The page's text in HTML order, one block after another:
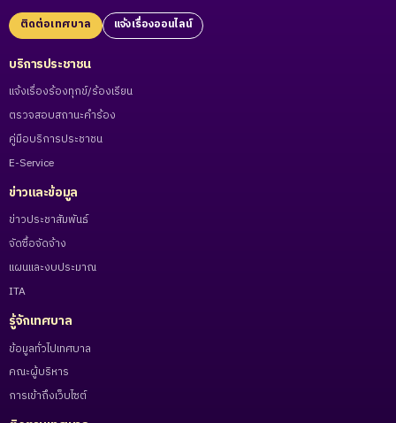
ติดต่อเทศบาล แจ้งเรื่องออนไลน์
บริการประชาชน
แจ้งเรื่องร้องทุกข์/ร้องเรียน
ตรวจสอบสถานะคำร้อง
คู่มือบริการประชาชน
E-Service
ข่าวและข้อมูล
ข่าวประชาสัมพันธ์
จัดซื้อจัดจ้าง
แผนและงบประมาณ
ITA
รู้จักเทศบาล
ข้อมูลทั่วไปเทศบาล
คณะผู้บริหาร
การเข้าถึงเว็บไซต์